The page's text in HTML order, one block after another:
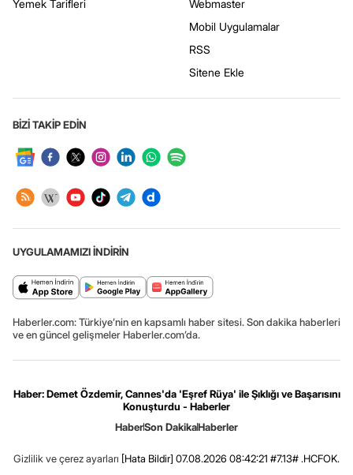
Yemek Tarifleri
Webmaster
Mobil Uygulamalar
RSS
Sitene Ekle
BİZİ TAKİP EDİN
UYGULAMAMIZI İNDİRİN
Haberler.com: Türkiye’nin en kapsamlı haber sitesi. Son dakika haberleri
ve en güncel gelişmeler Haberler.com’da.
Haber: Demet Özdemir, Cannes'da 'Eşref Rüya' ile Şıklığı ve Başarısını
Konuşturdu - Haberler
HaberSon DakikaHaberler
Gizlilik ve çerez ayarları [Hata Bildir] 07.08.2026 08:42:21 #7.13# .HCFOK.